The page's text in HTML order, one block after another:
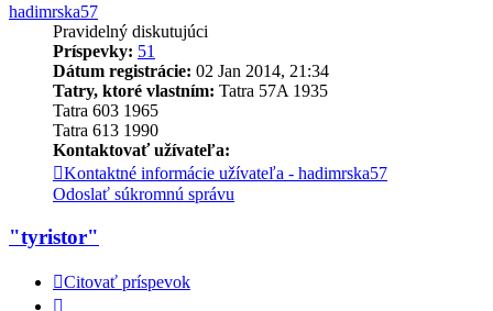
hadimrska57
Pravidelný diskutujúci
Príspevky: 51
Dátum registrácie: 02 Jan 2014, 21:34
Tatry, ktoré vlastním: Tatra 57A 1935
Tatra 603 1965
Tatra 613 1990
Kontaktovať užívateľa:
Kontaktné informácie užívateľa - hadimrska57
Odoslať súkromnú správu
"tyristor"
Citovať príspevok